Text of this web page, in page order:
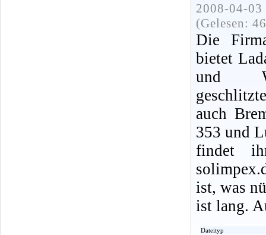
2008-04-
(Gelesen:
Die
bietet
und
auch
353 und
findet
ist, was
ist lang.
Dateityp